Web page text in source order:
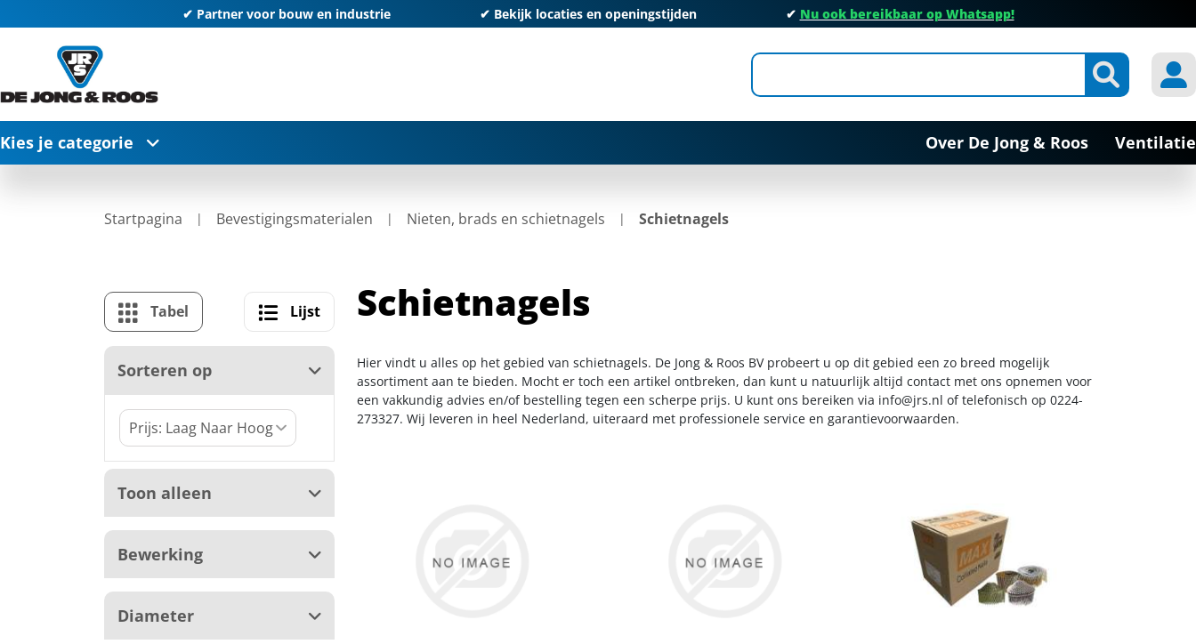
✔ Partner voor bouw en industrie ✔ Bekijk locaties en openingstijden ✔ Nu ook bereikbaar op Whatsapp!
Kies je categorie Over De Jong & Roos Ventilatie
Startpagina Bevestigingsmaterialen Nieten, brads en schietnagels Schietnagels
Tabel Lijst
Sorteren op
Toon alleen
Bewerking
Diameter
Schietnagels
Hier vindt u alles op het gebied van schietnagels. De Jong & Roos BV probeert u op dit gebied een zo breed mogelijk
assortiment aan te bieden. Mocht er toch een artikel ontbreken, dan kunt u natuurlijk altijd contact met ons opnemen voor
een vakkundig advies en/of bestelling tegen een scherpe prijs. U kunt ons bereiken via info@jrs.nl of telefonisch op 0224-
273327. Wij leveren in heel Nederland, uiteraard met professionele service en garantievoorwaarden.